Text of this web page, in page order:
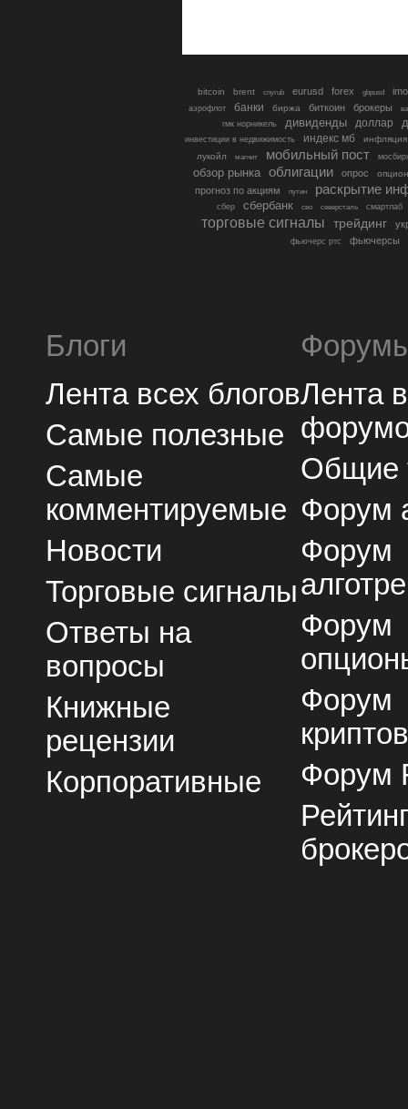
bitcoin brent cnyrub eurusd forex gbpusd
аэрофлот банки биржа биткоин брокеры
гмк норникель
дивиденды доллар
инвестиции в недвижимость индекс мб
инфляция
лукойл
магнит мобильный пост
обзор рынка облигации опрос
прогноз по акциям путин раскрытие
сбер сбербанк сво северсталь смартлаб
торговые сигналы трейдинг
фьючерс ртс фьючерсы
Блоги
Лента всех блогов
Самые полезные
Самые
комментируемые
Новости
Торговые сигналы
Ответы на
вопросы
Книжные
рецензии
Корпоративные
Лента
Общие
Форум
Форум
Форум
Форум
Форум